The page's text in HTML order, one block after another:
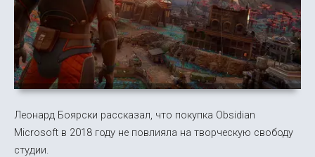
Леонард Боярски рассказал, что покупка Obsidian
Microsoft в 2018 году не повлияла на творческую свободу
студии.